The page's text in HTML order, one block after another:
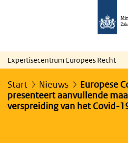
Expertisecentrum Europees Recht
Start Nieuws
Europese
presenteert aanvullende
verspreiding van het Covid-